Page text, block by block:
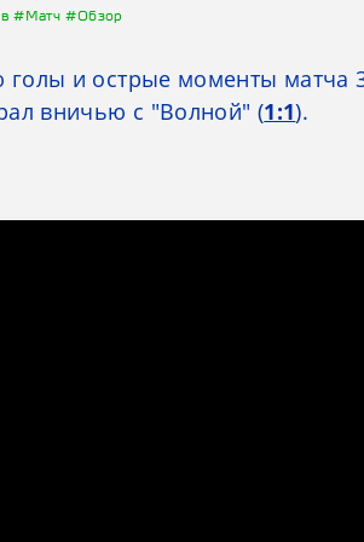
#Матч#Обзор
и острые моменты матча
вничью с "Волной" (1:1).